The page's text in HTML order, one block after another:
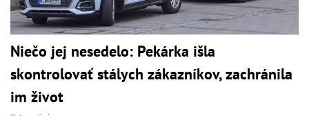
Niečo jej nesedelo: Pekárka išla
skontrolovať stálych zákazníkov, zachránila
im život